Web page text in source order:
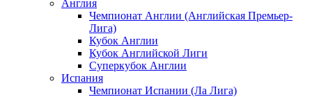
Англия
Чемпионат Англии (Английская Премьер-
Лига)
Кубок Англии
Кубок Английской Лиги
Суперкубок Англии
Испания
Чемпионат Испании (Ла Лига)